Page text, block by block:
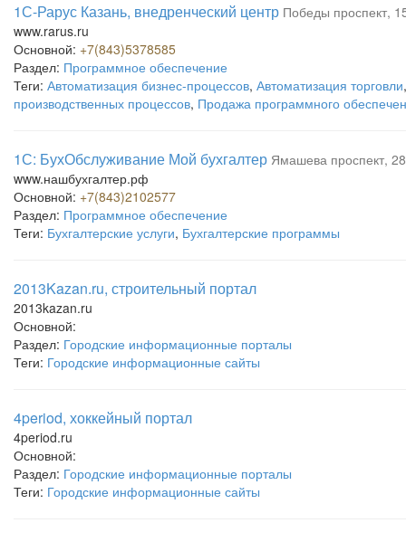
1С-Рарус Казань, внедренческий центр Победы проспект,
www.rarus.ru
Основной: +7(843)5378585
Раздел: Программное обеспечение
Теги: Автоматизация бизнес-процессов, Автоматизация торговли
производственных процессов, Продажа программного
1С: БухОбслуживание Мой бухгалтер Ямашева проспект,
www.нашбухгалтер.рф
Основной: +7(843)2102577
Раздел: Программное обеспечение
Теги: Бухгалтерские услуги, Бухгалтерские программы
2013Kazan.ru, строительный портал
2013kazan.ru
Основной:
Раздел: Городские информационные порталы
Теги: Городские информационные сайты
4period, хоккейный портал
4period.ru
Основной:
Раздел: Городские информационные порталы
Теги: Городские информационные сайты